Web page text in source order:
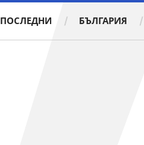
ПОСЛЕДНИ БЪЛГАРИЯ